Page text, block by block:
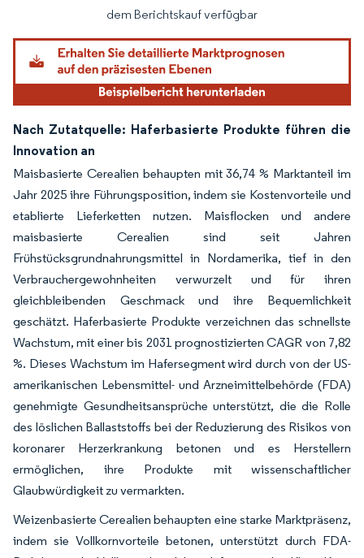
dem Berichtskauf verfügbar
Nach Zutatquelle: Haferbasierte Produkte führen die
Innovation an
Maisbasierte Cerealien behaupten mit 36,74 % Marktanteil im
Jahr 2025 ihre Führungsposition, indem sie Kostenvorteile und
etablierte Lieferketten nutzen. Maisflocken und andere
maisbasierte Cerealien sind seit Jahren
Frühstücksgrundnahrungsmittel in Nordamerika, tief in den
Verbrauchergewohnheiten verwurzelt und für ihren
gleichbleibenden Geschmack und ihre Bequemlichkeit
geschätzt. Haferbasierte Produkte verzeichnen das schnellste
Wachstum, mit einer bis 2031 prognostizierten CAGR von 7,82
%. Dieses Wachstum im Hafersegment wird durch von der US-
amerikanischen Lebensmittel- und Arzneimittelbehörde (FDA)
genehmigte Gesundheitsansprüche unterstützt, die die Rolle
des löslichen Ballaststoffs bei der Reduzierung des Risikos von
koronarer Herzerkrankung betonen und es Herstellern
ermöglichen, ihre Produkte mit wissenschaftlicher
Glaubwürdigkeit zu vermarkten.
Weizenbasierte Cerealien behaupten eine starke Marktpräsenz,
indem sie Vollkornvorteile betonen, unterstützt durch FDA-